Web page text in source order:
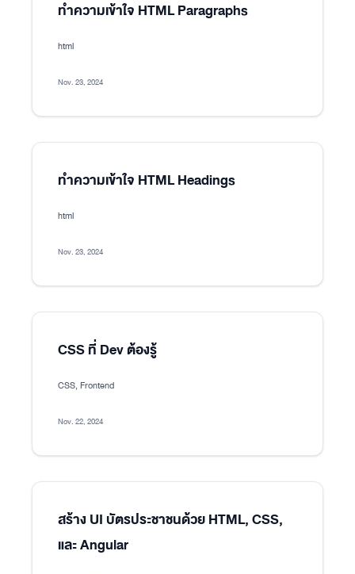
ทำความเข้าใจ HTML Paragraphs
html
Nov. 23, 2024
ทำความเข้าใจ HTML Headings
html
Nov. 23, 2024
CSS ที่ Dev ต้องรู้
CSS, Frontend
Nov. 22, 2024
สร้าง UI บัตรประชาชนด้วย HTML, CSS,
และ Angular